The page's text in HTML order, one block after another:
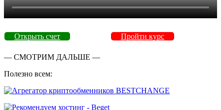
Открыть счет Пройти курс
— СМОТРИМ ДАЛЬШЕ —
Полезно всем: